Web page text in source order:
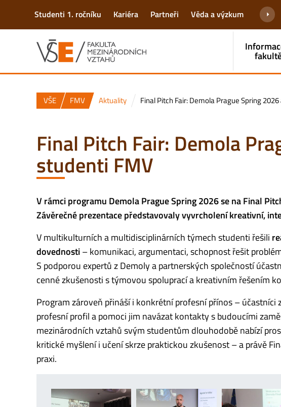
Studenti 1. ročníku Kariéra Partneři Věda a výzkum
VŠE FMV Aktuality Final Pitch Fair: Demola Prague Spring
Final Pitch Fair: Demola
studenti FMV
V rámci programu Demola Prague Spring 2026 se na Final
Závěrečné prezentace představovaly vyvrcholení kreativní,
V multikulturních a multidisciplinárních týmech studenti řešili
dovednosti– komunikaci, argumentaci, schopnost řešit
S podporou expertů z Demoly a partnerských společností
cenné zkušenosti s týmovou spoluprací a kreativním řešením
Program zároveň přináší i konkrétní profesní přínos – účastníci
profesní profil a pomoci jim navázat kontakty s budoucími
mezinárodních vztahů svým studentům dlouhodobě nabízí
kritické myšlení i učení skrze praktickou zkušenost – a právě
praxi.